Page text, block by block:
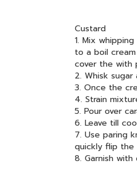
Custard
1. Mix
to a boil
cover the with
2. Whisk
3. Once the
4. Strain
5. Pour over
6. Leave till
7. Use paring
quickly flip the
8. Garnish